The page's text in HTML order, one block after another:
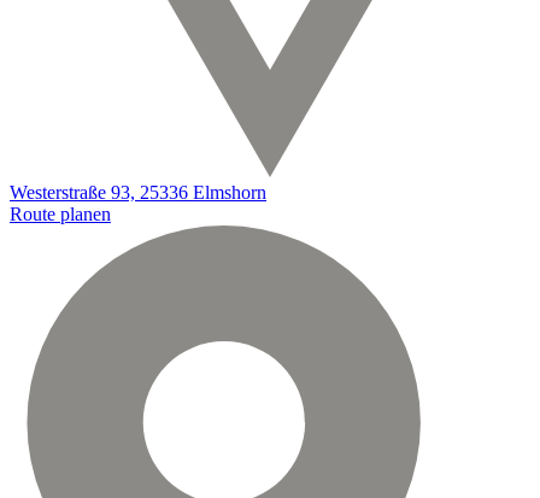
Westerstraße 93, 25336 Elmshorn
Route planen